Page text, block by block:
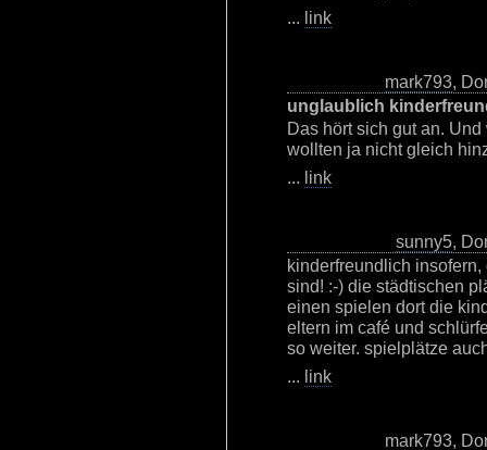
... link
mark793,
unglaublich
Das hört sich gut an.
wollten ja nicht gleich
... link
sunny5,
kinderfreundlich
sind! :-) die städtischen
einen spielen dort die
eltern im café und
so weiter. spielplätze
... link
mark793,